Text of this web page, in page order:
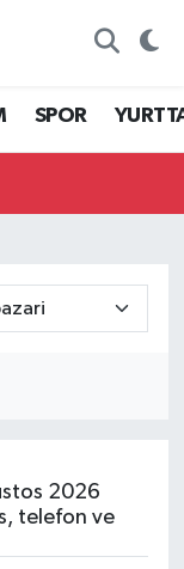
SPOR
2026
telefon ve